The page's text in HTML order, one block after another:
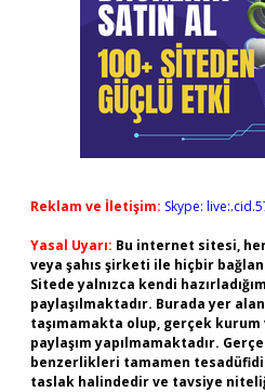
Reklam ve İletişim: Skype:
Yasal Uyarı: Bu internet sitesi,
veya şahıs şirketi ile hiçbir
Sitede yalnızca kendi
paylaşılmaktadır. Burada yer
taşımamakta olup, gerçek kurum
paylaşım yapılmamaktadır.
benzerlikleri tamamen
taslak halindedir ve tavsiye